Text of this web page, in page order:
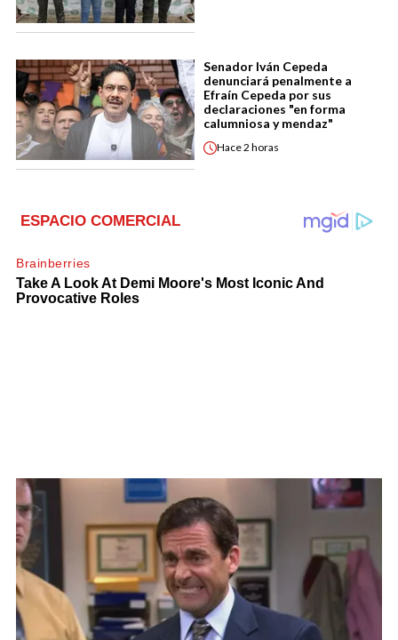
Senador Iván Cepeda
denunciará penalmente a
Efraín Cepeda por sus
declaraciones "en forma
calumniosa y mendaz"
Hace2 horas